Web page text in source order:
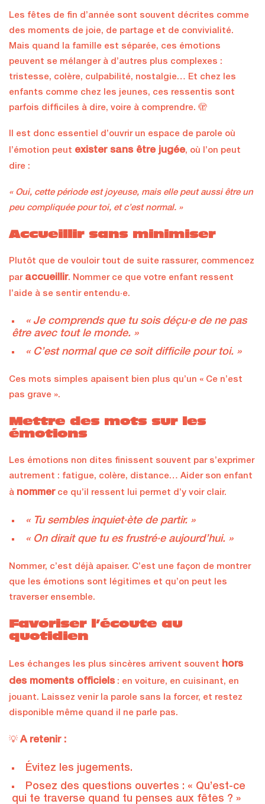
Les fêtes de fin d’année sont souvent décrites comme
des moments de joie, de partage et de convivialité.
Mais quand la famille est séparée, ces émotions
peuvent se mélanger à d’autres plus complexes :
tristesse, colère, culpabilité, nostalgie… Et chez les
enfants comme chez les jeunes, ces ressentis sont
parfois difficiles à dire, voire à comprendre. 🫣
Il est donc essentiel d’ouvrir un espace de parole où
l’émotion peut exister sans être jugée, où l’on peut
dire :
« Oui, cette période est joyeuse, mais elle peut aussi être un
peu compliquée pour toi, et c’est normal. »
Accueillir sans minimiser
Plutôt que de vouloir tout de suite rassurer, commencez
par accueillir. Nommer ce que votre enfant ressent
l’aide à se sentir entendu·e.
« Je comprends que tu sois déçu·e de ne pas
être avec tout le monde. »
« C’est normal que ce soit difficile pour toi. »
Ces mots simples apaisent bien plus qu’un « Ce n’est
pas grave ».
Mettre des mots sur les
émotions
Les émotions non dites finissent souvent par s’exprimer
autrement : fatigue, colère, distance… Aider son enfant
à nommerce qu’il ressent lui permet d’y voir clair.
« Tu sembles inquiet·ète de partir. »
« On dirait que tu es frustré·e aujourd’hui. »
Nommer, c’est déjà apaiser. C’est une façon de montrer
que les émotions sont légitimes et qu’on peut les
traverser ensemble.
Favoriser l’écoute au
quotidien
Les échanges les plus sincères arrivent souvent hors
des moments officiels : en voiture, en cuisinant, en
jouant. Laissez venir la parole sans la forcer, et restez
disponible même quand il ne parle pas.
💡 A retenir :
Évitez les jugements.
Posez des questions ouvertes : « Qu’est-ce
qui te traverse quand tu penses aux fêtes ? »